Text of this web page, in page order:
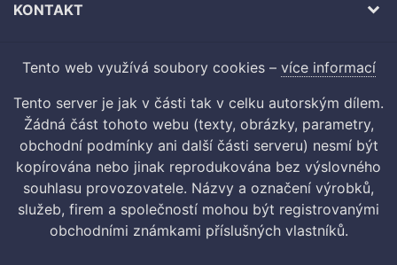
KONTAKT
Tento web využívá soubory cookies – více informací
Tento server je jak v části tak v celku autorským dílem.
Žádná část tohoto webu (texty, obrázky, parametry,
obchodní podmínky ani další části serveru) nesmí být
kopírována nebo jinak reprodukována bez výslovného
souhlasu provozovatele. Názvy a označení výrobků,
služeb, firem a společností mohou být registrovanými
obchodními známkami příslušných vlastníků.